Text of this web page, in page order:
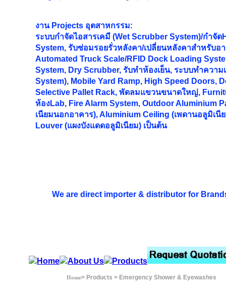
งาน Projects อุตสาหกรรม:
ระบบกำจัดไอสารเคมี (Wet Scrubber System)/กำจัด
System, รับซ่อมรอยรั่วหลังคา/เปลี่ยนหลังคาสำหรับอ
Automated Truck Scale/RFID Dock Loading
System, Dry Scrubber, รับทำห้องเย็น, ระบบทำความ
System), Mobile Yard Ramp, High Speed Doors,
Selective Pallet Rack, พัดลมแขวนขนาดใหญ่,
ห้องLab, Fire Alarm System, Outdoor Aluminium
เนียมนอกอาคาร), Aluminium Ceiling (เพดานอลูมิเนี
Louver (แผงบังแดดอลูมิเนียม) เป็นต้น
We are direct importer & distributor for
Home> Products > Emergency Shower & Eyewashes